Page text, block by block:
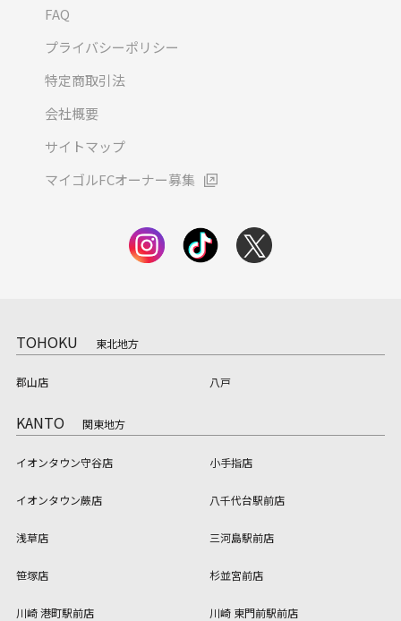
FAQ
プライバシーポリシー
特定商取引法
会社概要
サイトマップ
マイゴルFCオーナー募集
TOHOKU 東北地方
郡山店 八戸
KANTO 関東地方
イオンタウン守谷店 小手指店
イオンタウン蕨店 八千代台駅前店
浅草店 三河島駅前店
笹塚店 杉並宮前店
川崎 港町駅前店 川崎 東門前駅前店